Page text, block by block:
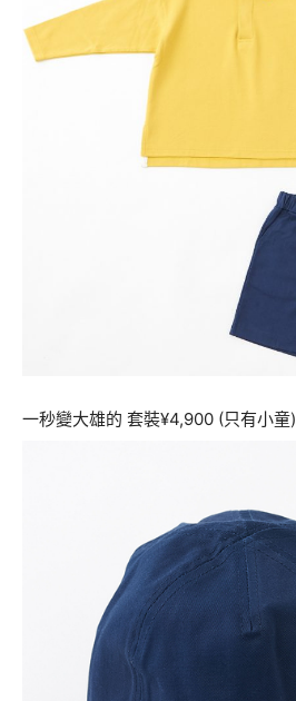
一秒變大雄的 套裝¥4,900 (只有小童)